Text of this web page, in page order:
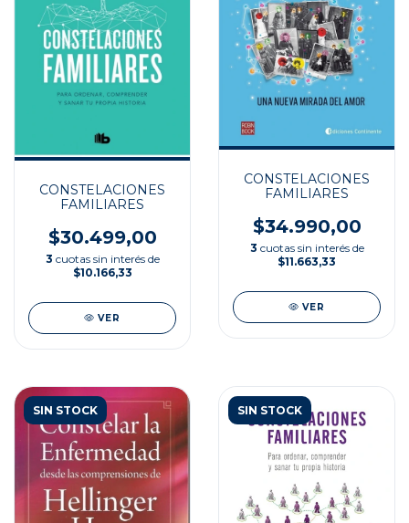
CONSTELACIONES
FAMILIARES
$30.499,00
3 cuotas sin interés de
$10.166,33
VER
CONSTELACIONES
FAMILIARES
$34.990,00
3 cuotas sin interés de
$11.663,33
VER
SIN STOCK SIN STOCK